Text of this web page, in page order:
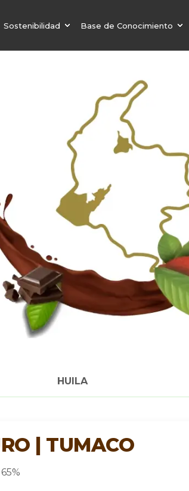
Sostenibilidad Base de Conocimiento
HUILA
| TUMACO